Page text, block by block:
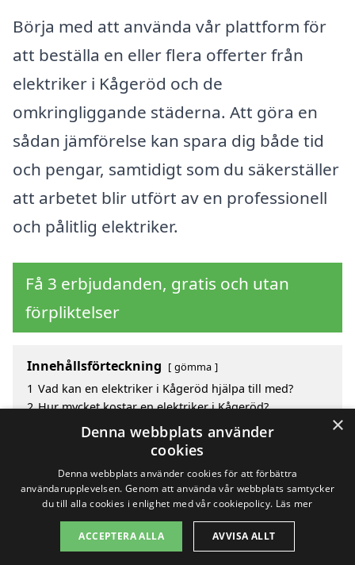
Börja med att använda vår plattform för
att beställa en eller flera offerter från
elektriker i Kågeröd och de
omkringliggande städerna. Att göra en
sådan jämförelse kan spara dig både tid
och pengar, samtidigt som du säkerställer
att arbetet blir utfört av en professionell
och pålitlig elektriker.
Få 3 erbjudanden, gratis och utan
förpliktelser
Innehållsförteckning gömma
1 Vad kan en elektriker i Kågeröd hjälpa till med?
2 Hur mycket kostar en elektriker i Kågeröd?
Fördelar med att välja elektriker i Kågeröd
Sök efter en skicklig elektriker i Kågeröd och de
Copyright 2026 - Pilanto Aps
Om / kontakt Blogg Webbplatskarta Villkor
×
Denna webbplats använder
cookies
Denna webbplats använder cookies för att förbättra
användarupplevelsen. Genom att använda vår webbplats samtycker
du till alla cookies i enlighet med vår cookiepolicy. Läs mer
ACCEPTERA ALLA AVVISA ALLT